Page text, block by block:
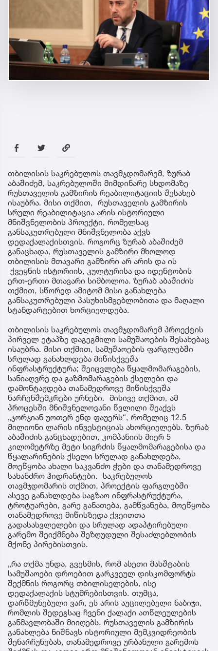
თბილისის საკრებულოს თავმჯდომარემ, ზურაბ
აბაშიძემ, საკრებულოში მიმდინარე სხდომაზე
რუსთაველის გამზირის რეაბილიტაციის შესახებ
ისაუბრა. მისი თქმით, რუსთაველის გამზირის
სრული რეაბილიტაცია არის ისტორიული
მნიშვნელობის პროექტი, რომელსაც
განსაკუთრებული მნიშვნელობა აქვს
დედაქალაქისთვის. როგორც ზურაბ აბაშიძემ
განაცხადა, რუსთაველის გამზირი მხოლოდ
თბილისის მთავარი გამზირი არ არის და ის
ქვეყნის ისტორიის, კულტურისა და იდენტობის
ერთ-ერთი მთავარი სიმბოლოა. ზურაბ აბაშიძის
თქმით, სწორედ ამიტომ მისი განახლება
განსაკუთრებული პასუხისმგებლობითა და მაღალი
სტანდარტებით ხორციელდება.
თბილისის საკრებულოს თავმჯდომარემ პროექტის
პირველ ეტაპზე დაგეგმილი სამუშაოების შესახებაც
ისაუბრა. მისი თქმით, სამუშაოების ფარგლებში
სრულად განახლდება მიწისქვეშა
ინფრასტრუქტურა; შეიცვლება წყალმომარაგების,
სანიაღვრე და გაზმომარაგების ქსელები და
დამონტაჟდება თანამედროვე მიწისქვეშა
ნარჩენშემკრები ურნები. მისივე თქმით, ამ
პროცესში მნიშვნელოვანი წვლილი შეაქვს
„ჯორჯიან უოთერ ენდ ფაუერს“, რომელიც 12.5
მილიონი ლარის ინვესტიციას ახორციელებს. ზურაბ
აბაშიძის განცხადებით, კომპანიის მიერ 5
კილომეტრზე მეტი სიგრძის წყალმომარაგებისა და
წყალარინების ქსელი სრულად განახლდება,
მოეწყობა ახალი საკვანძო ჭები და თანამედროვე
სახანძრო ჰიდრანტები. საკრებულოს
თავმჯდომარის თქმით, პროექტის ფარგლებში
ასევე განახლდება საგზაო ინფრასტრუქტურა,
ტროტუარები, გარე განათება, გამწვანება, მოეწყობა
თანამედროვე მიწისზედა ქვეითთა
გადასასვლელები და სრულად ადაპტირებული
გარემო შეიქმნება შეზღუდული შესაძლებლობის
მქონე პირებისთვის.
„რა თქმა უნდა, გვესმის, რომ ასეთი მასშტაბის
სამუშაოები დროებით გარკვეულ დისკომფორტს
შექმნის როგორც თბილისელების, ისე
დედაქალაქის სტუმრებისთვის. თუმცა,
დარწმუნებული ვარ, ეს არის აუცილებელი ნაბიჯი,
რომლის შედეგსაც ჩვენი ქალაქი ათწლეულების
განმავლობაში მიიღებს. რუსთაველის გამზირის
განახლება ნიშნავს ისტორიული მემკვიდრეობის
შენარჩუნებას, თანამედროვე ურბანული გარემოს